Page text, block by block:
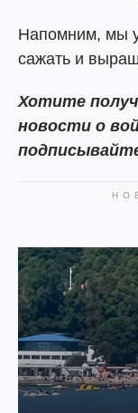
Напомним, мы
сажать и
Хотите
новости о